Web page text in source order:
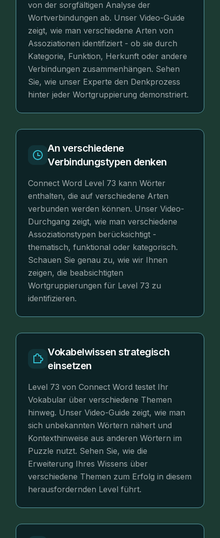
von der sorgfältigen Analyse der
Wortverbindungen ab. Unser Video-Guide
zeigt, wie man verschiedene Arten von
Assoziationen identifiziert - ob sie durch
Kategorie, Funktion, Herkunft oder andere
Verbindungen zusammenhängen. Sehen
Sie, wie unser Experte den Denkprozess
hinter jeder Wortgruppierung demonstriert.
An verschiedene
Verbindungstypen denken
Connect Word Level 73 kann Wörter
enthalten, die auf verschiedene Arten
verbunden werden können. Unser Video-
Durchgang zeigt, wie man verschiedene
Assoziationstypen berücksichtigt -
thematisch, funktional oder kategorisch.
Schauen Sie genau zu, wie wir Ihnen
zeigen, die beabsichtigten
Wortgruppierungen für Level 73 zu
identifizieren.
Vokabelwissen strategisch
einsetzen
Level 73 von Connect Word testet Ihr
Vokabular über verschiedene Themen
hinweg. Unser Video-Guide zeigt, wie man
sich unbekannten Wörtern nähert und
Kontexthinweise aus anderen Wörtern im
Puzzle nutzt. Sehen Sie, wie die
Erweiterung Ihres Wissens über
verschiedene Themen zum Erfolg in diesem
herausfordernden Level führt.